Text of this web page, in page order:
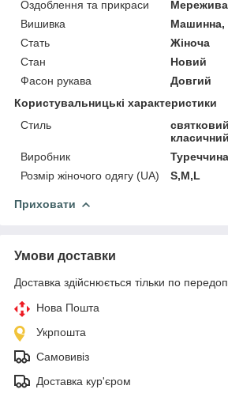
Оздоблення та прикраси
Вишивка
Машинна,
Стать
Жіноча
Стан
Новий
Фасон рукава
Довгий
Користувальницькі характеристики
Стиль
Виробник
Туреччина
Розмір жіночого одягу (UA)
S,M,L
Приховати
Умови доставки
Доставка здійснюється тільки по
Нова Пошта
Укрпошта
Самовивіз
Доставка кур'єром